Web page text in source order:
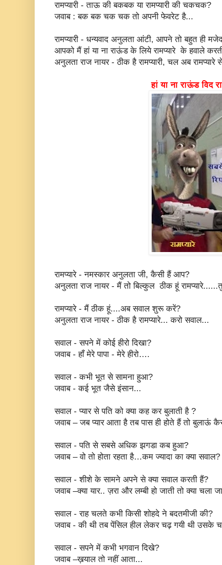
रामप्यारी - ताऊ की बकबक या रामप्यारी की चकचक?
जवाब : बक बक चक चक तो अपनी फेवरेट है...
रामप्यारी - धन्यवाद अनुलता आंटी, आपने तो बहुत ही
आपको मैं हां या ना राऊंड के लिये रामप्यारे के हवाले
अनुलता राज नायर - ठीक है रामप्यारी, चल अब रामप्यारे
हां या ना राऊंड विद
रामप्यारे - नमस्कार अनुलता जी, कैसी हैं आप?
अनुलता राज नायर - मैं तो बिल्कुल ठीक हूं
रामप्यारे - मैं ठीक हूं....अब सवाल शुरू करें?
अनुलता राज नायर - ठीक है रामप्यारे... करो सवाल...
सवाल - सपने में कोई हीरो दिखा?
जवाब - हाँ मेरे पापा - मेरे हीरो….
सवाल - कभी भूत से सामना हुआ?
जवाब - कई भूत जैसे इंसान...
सवाल - प्यार से पति को क्या कह कर बुलाती है ?
जवाब – जब प्यार आता है तब पास ही होते हैं तो बुलाऊं
सवाल - पति से सबसे अधिक झगडा कब हुआ?
जवाब – वो तो होता रहता है…कम ज्यादा का क्या सवाल?
सवाल - शीशे के सामने अपने से क्या सवाल करती हैं?
जवाब –क्या यार.. ज़रा और लम्बी हो जाती तो क्या चला
सवाल - राह चलते कभी किसी शोहदे ने बदतमीजी की?
जवाब - की थी तब पेंसिल हील लेकर चढ़ गयी थी उसके
सवाल - सपने में कभी भगवान दिखे?
जवाब –ख़याल तो नहीं आता...